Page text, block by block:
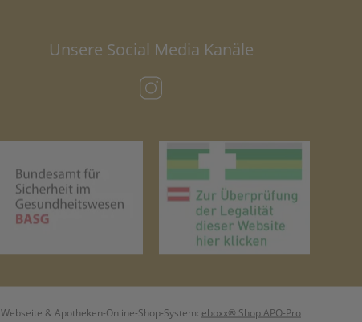
Unsere Social Media Kanäle
(öffnet in neuem Tab)
Webseite & Apotheken-Online-Shop-System: eboxx® Shop APO-Pro